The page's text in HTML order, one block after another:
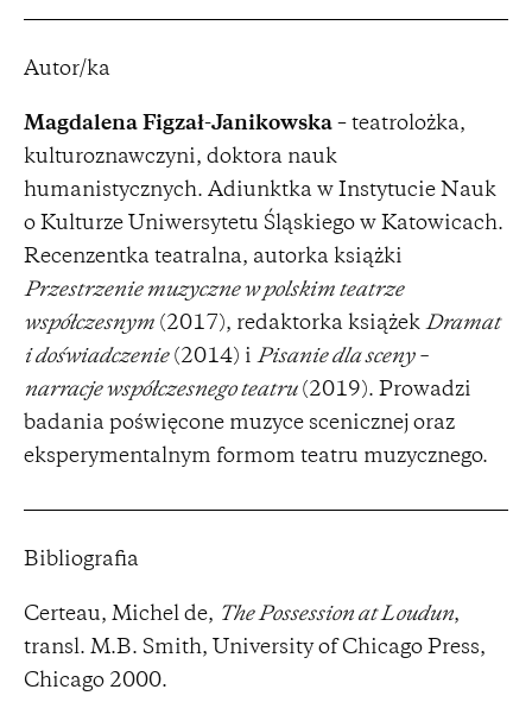
Autor/ka
Magdalena Figzał-Janikowska – teatrolożka,
kulturoznawczyni, doktora nauk
humanistycznych. Adiunktka w Instytucie Nauk
o Kulturze Uniwersytetu Śląskiego w Katowicach.
Recenzentka teatralna, autorka książki
Przestrzenie muzyczne w polskim teatrze
współczesnym (2017), redaktorka książek Dramat
i doświadczenie(2014) i Pisanie dla sceny –
narracje współczesnego teatru(2019). Prowadzi
badania poświęcone muzyce scenicznej oraz
eksperymentalnym formom teatru muzycznego.
Bibliografia
Certeau, Michel de, The Possession at Loudun,
transl. M.B. Smith, University of Chicago Press,
Chicago 2000.